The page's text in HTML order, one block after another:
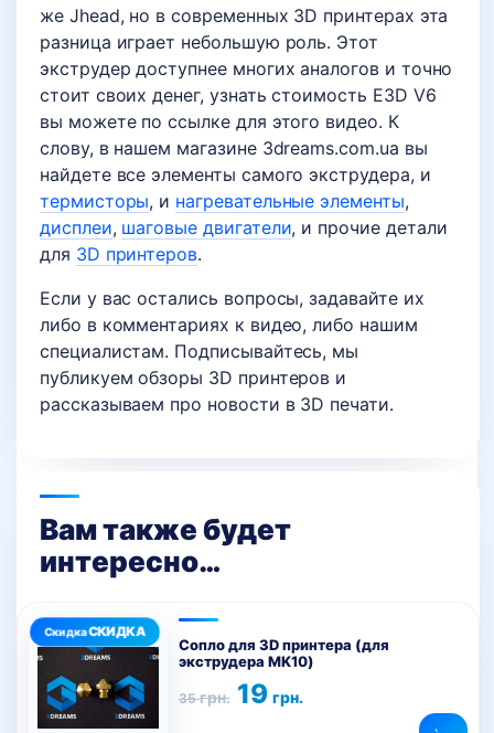
же Jhead, но в современных 3D принтерах эта
разница играет небольшую роль. Этот
экструдер доступнее многих аналогов и точно
стоит своих денег, узнать стоимость E3D V6
вы можете по ссылке для этого видео. К
слову, в нашем магазине 3dreams.com.ua вы
найдете все элементы самого экструдера, и
термисторы, и нагревательные элементы,
дисплеи, шаговые двигатели, и прочие детали
для 3D принтеров.
Если у вас остались вопросы, задавайте их
либо в комментариях к видео, либо нашим
специалистам. Подписывайтесь, мы
публикуем обзоры 3D принтеров и
рассказываем про новости в 3D печати.
Вам также будет
интересно…
Сопло для 3D принтера (для
экструдера MK10)
35грн.
Первоначальная
цена
19грн.
Текущая
цена:
Этот
товар
имеет
несколько
вариаций.